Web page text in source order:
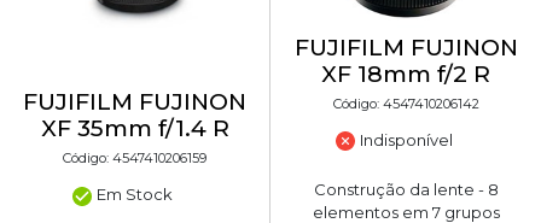
FUJIFILM FUJINON
XF 35mm f/1.4 R
Código: 4547410206159
Em Stock
FUJIFILM FUJINON
XF 18mm f/2 R
Código: 4547410206142
Indisponível
Construção da lente - 8
elementos em 7 grupos